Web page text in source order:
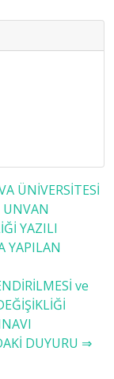
ÜNİVERSİTESİ
UNVAN
YAZILI
YAPILAN
ve
DUYURU ⇒